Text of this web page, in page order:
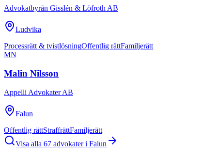
Advokatbyrån Gisslén & Löfroth AB
Ludvika
Processrätt & tvistlösningOffentlig rättFamiljerätt
MN
Malin Nilsson
Appelli Advokater AB
Falun
Offentlig rättStraffrättFamiljerätt
Visa alla 67 advokater i Falun